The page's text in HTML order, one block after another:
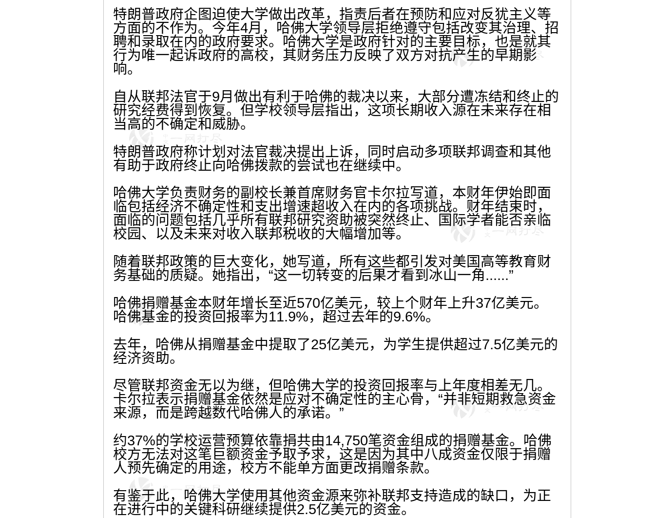
特朗普政府企图迫使大学做出改革，指责后者在预防和应对反犹主义等
方面的不作为。今年4月，哈佛大学领导层拒绝遵守包括改变其治理、招
聘和录取在内的政府要求。哈佛大学是政府针对的主要目标，也是就其
行为唯一起诉政府的高校，其财务压力反映了双方对抗产生的早期影
响。
自从联邦法官于9月做出有利于哈佛的裁决以来，大部分遭冻结和终止的
研究经费得到恢复。但学校领导层指出，这项长期收入源在未来存在相
当高的不确定和威胁。
特朗普政府称计划对法官裁决提出上诉，同时启动多项联邦调查和其他
有助于政府终止向哈佛拨款的尝试也在继续中。
哈佛大学负责财务的副校长兼首席财务官卡尔拉写道，本财年伊始即面
临包括经济不确定性和支出增速超收入在内的各项挑战。财年结束时，
面临的问题包括几乎所有联邦研究资助被突然终止、国际学者能否亲临
校园、以及未来对收入联邦税收的大幅增加等。
随着联邦政策的巨大变化，她写道，所有这些都引发对美国高等教育财
务基础的质疑。她指出，“这一切转变的后果才看到冰山一角......”
哈佛捐赠基金本财年增长至近570亿美元，较上个财年上升37亿美元。
哈佛基金的投资回报率为11.9%，超过去年的9.6%。
去年，哈佛从捐赠基金中提取了25亿美元，为学生提供超过7.5亿美元的
经济资助。
尽管联邦资金无以为继，但哈佛大学的投资回报率与上年度相差无几。
卡尔拉表示捐赠基金依然是应对不确定性的主心骨，“并非短期救急资金
来源，而是跨越数代哈佛人的承诺。”
约37%的学校运营预算依靠捐共由14,750笔资金组成的捐赠基金。哈佛
校方无法对这笔巨额资金予取予求，这是因为其中八成资金仅限于捐赠
人预先确定的用途，校方不能单方面更改捐赠条款。
有鉴于此，哈佛大学使用其他资金源来弥补联邦支持造成的缺口，为正
在进行中的关键科研继续提供2.5亿美元的资金。